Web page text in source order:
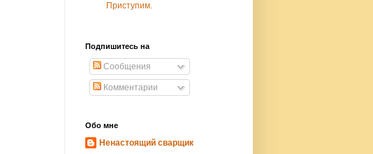
Приступим.
Подпишитесь на
Сообщения
Комментарии
Обо мне
Ненастоящий сварщик